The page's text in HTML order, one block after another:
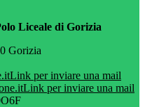
Liceale di Gorizia
Gorizia
Link per inviare una mail
Link per inviare una mail